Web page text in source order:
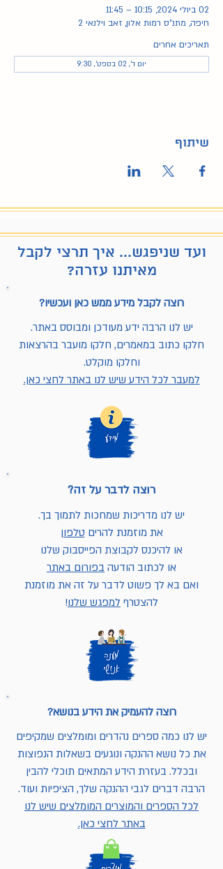
02 ביולי 2024, 10:15 – 11:45
חיפה, מתנ"ס רמות אלון, זאב וילנאי 2
תאריכים אחרים
יום ד׳, 02 בספט׳, 9:30
שיתוף
ועד שניפגש... איך תרצי לקבל
מאיתנו עזרה?
רוצה לקבל מידע ממש כאן ועכשיו?
יש לנו הרבה ידע מעודכן ומבוסס באתר.
חלקו כתוב במאמרים, חלקו מועבר בהרצאות
וחלקו מוקלט.
למעבר לכל הידע שיש לנו באתר לחצי כאן.
רוצה לדבר על זה?
יש לנו מדריכות שמחכות לתמוך בך.
את מוזמנת להרים טלפון
או להיכנס לקבוצת הפייסבוק שלנו
או לכתוב הודעה בפורום באתר
ואם בא לך פשוט לדבר על זה את מוזמנת
להצטרף למפגש שלנו!
רוצה להעמיק את הידע בנושא?
יש לנו כמה ספרים נהדרים ומומלצים שמקיפים
את כל נושא ההנקה ונוגעים בשאלות הנפוצות
ובכלל. בעזרת הידע המתאים תוכלי להבין
הרבה דברים לגבי ההנקה שלך, הציפיות ועוד.
לכל הספרים והמוצרים המומלצים שיש לנו
באתר לחצי כאן.